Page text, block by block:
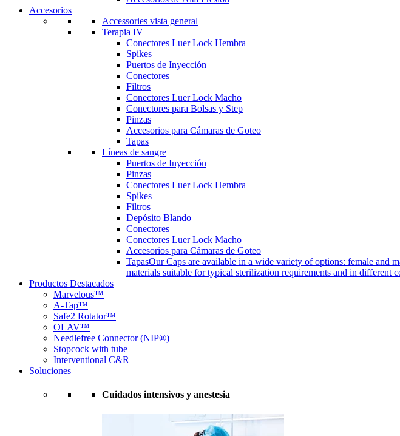
Accesorios
Accessories vista general
Terapia IV
Conectores Luer Lock Hembra
Spikes
Puertos de Inyección
Conectores
Filtros
Conectores Luer Lock Macho
Conectores para Bolsas y Step
Pinzas
Accesorios para Cámaras de Goteo
Tapas
Líneas de sangre
Puertos de Inyección
Pinzas
Conectores Luer Lock Hembra
Spikes
Filtros
Depósito Blando
Conectores
Conectores Luer Lock Macho
Accesorios para Cámaras de Goteo
TapasOur Caps are available in a wide variety of options: female and
materials suitable for typical sterilization requirements and in different
Productos Destacados
Marvelous™
A-Tap™
Safe2 Rotator™
OLAV™
Needlefree Connector (NIP®)
Stopcock with tube
Interventional C&R
Soluciones
Cuidados intensivos y anestesia